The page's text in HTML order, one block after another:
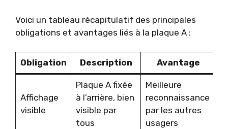
Voici un tableau récapitulatif des principales
obligations et avantages liés à la plaque A :
Obligation Description Avantage
Affichage
visible
Plaque A fixée
à l’arrière, bien
visible par
tous
Meilleure
reconnaissance
par les autres
usagers